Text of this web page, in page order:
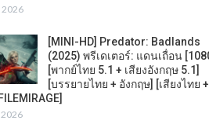
2026
[MINI-HD] Predator: Badlands
(2025) พรีเดเตอร์: แดนเถื่อน
[พากย์ไทย 5.1 + เสียงอังกฤษ 5.1]
[บรรยายไทย + อังกฤษ] [เสียงไทย
2026